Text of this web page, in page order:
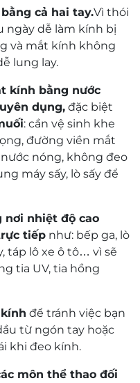
kính Ziozia
vời cho những ai
Titanium cao cấp với
Kính Nam Quang –
, đầy đủ tem mác và
thị lực miễn phí
với nhu cầu sử
dụng.
không chỉ là
biểu tượng củasự
cả hai tay.Vì thói
ngày dễ làm kính bị
và mắt kính không
lung lay.
kính bằng nước
dụng, đặc biệt
: cần vệ sinh khe
đường viền mắt
nóng, không đeo
máy sấy, lò sấy để
nơi nhiệt độ cao
tiếp như: bếp ga, lò
táp lô xe ô tô… vì sẽ
tia UV, tia hồng
để tránh việc bạn
từ ngón tay hoặc
khi đeo kính.
môn thể thao đối